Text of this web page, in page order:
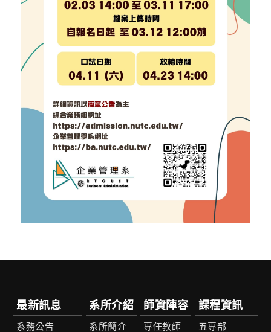
最新訊息
系務公告
系所介紹
系所簡介
師資陣容
專任教師
課程資訊
五專部